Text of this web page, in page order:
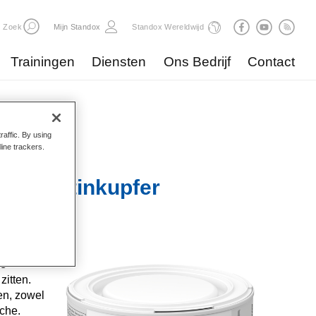
Zoek Mijn Standox Standox Wereldwijd
Trainingen Diensten Ons Bedrijf Contact
Satinkupfer
zowel
By using
trackers.